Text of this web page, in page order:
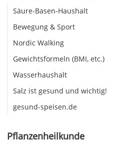
Säure-Basen-Haushalt
Bewegung & Sport
Nordic Walking
Gewichtsformeln (BMI, etc.)
Wasserhaushalt
Salz ist gesund und wichtig!
gesund-speisen.de
Pflanzenheilkunde